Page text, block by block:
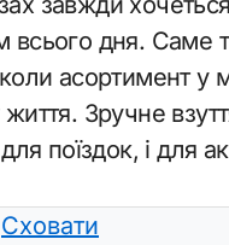
всього дня. Саме
асортимент у
Зручне
поїздок, і для
Сховати